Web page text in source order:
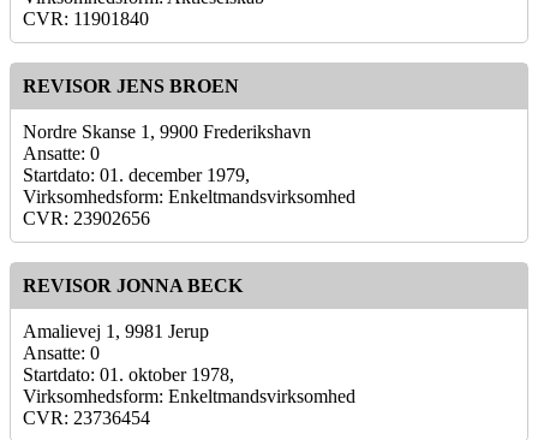
CVR: 11901840
REVISOR JENS BROEN
Nordre Skanse 1, 9900 Frederikshavn
Ansatte: 0
Startdato: 01. december 1979,
Virksomhedsform: Enkeltmandsvirksomhed
CVR: 23902656
REVISOR JONNA BECK
Amalievej 1, 9981 Jerup
Ansatte: 0
Startdato: 01. oktober 1978,
Virksomhedsform: Enkeltmandsvirksomhed
CVR: 23736454